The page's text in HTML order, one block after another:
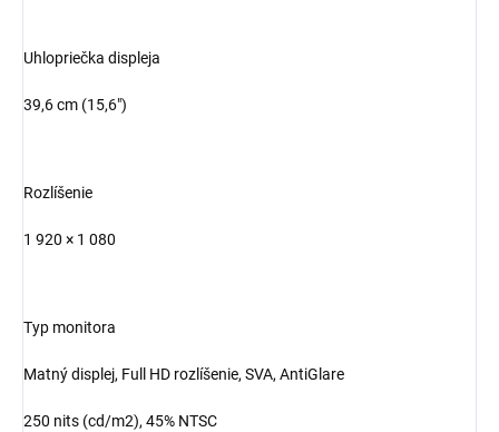
Uhlopriečka displeja
39,6 cm (15,6")
Rozlíšenie
1 920 × 1 080
Typ monitora
Matný displej, Full HD rozlíšenie, SVA, AntiGlare
250 nits (cd/m2), 45% NTSC